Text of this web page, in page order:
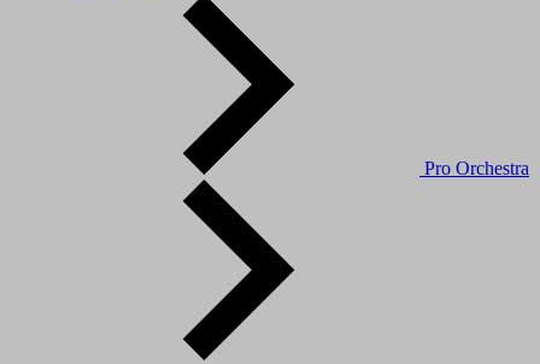
Pro Orchestra